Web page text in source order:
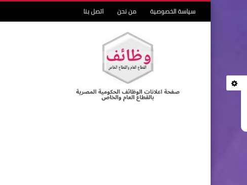
سياسة الخصوصية من نحن اتصل بنا